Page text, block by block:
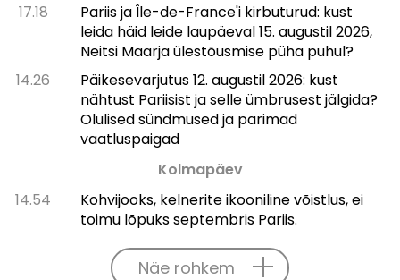
17.18
Pariis ja Île-de-France'i kirbuturud: kust
leida häid leide laupäeval 15. augustil 2026,
Neitsi Maarja ülestõusmise püha puhul?
14.26
Päikesevarjutus 12. augustil 2026: kust
nähtust Pariisist ja selle ümbrusest jälgida?
Olulised sündmused ja parimad
vaatluspaigad
Kolmapäev
14.54
Kohvijooks, kelnerite ikooniline võistlus, ei
toimu lõpuks septembris Pariis.
Näe rohkem